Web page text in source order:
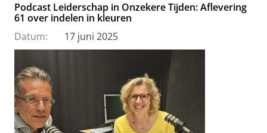
Podcast Leiderschap in Onzekere Tijden: Aflevering
61 over indelen in kleuren
Datum:
17 juni 2025